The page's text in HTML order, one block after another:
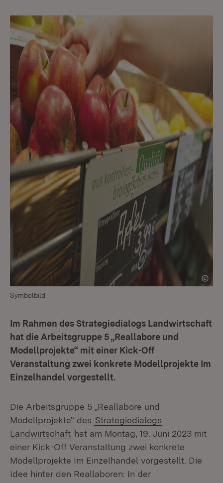
Symbolbild
Im Rahmen des Strategiedialogs Landwirtschaft
hat die Arbeitsgruppe 5 „Reallabore und
Modellprojekte“ mit einer Kick-Off
Veranstaltung zwei konkrete Modellprojekte Im
Einzelhandel vorgestellt.
Die Arbeitsgruppe 5 „Reallabore und
Modellprojekte“ des Strategiedialogs
Landwirtschaft hat am Montag, 19. Juni 2023 mit
einer Kick-Off Veranstaltung zwei konkrete
Modellprojekte Im Einzelhandel vorgestellt. Die
Idee hinter den Reallaboren: In der